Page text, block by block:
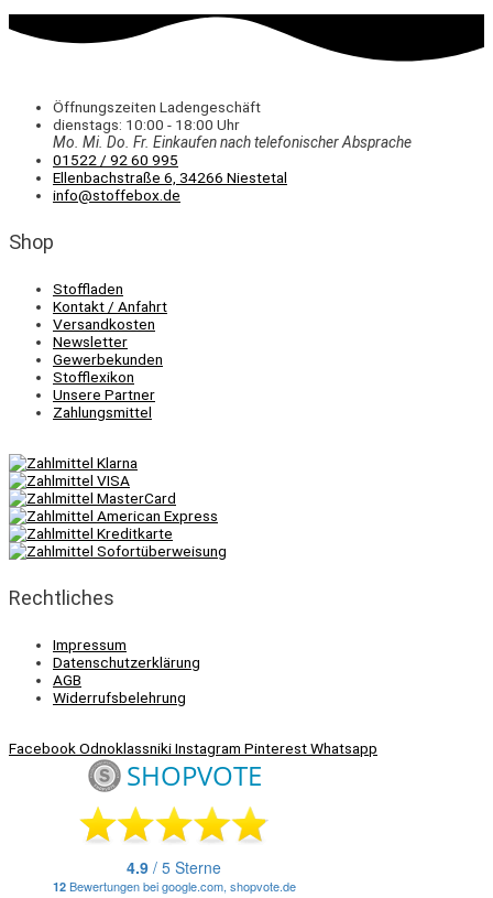
Öffnungszeiten Ladengeschäft
dienstags: 10:00 - 18:00 Uhr
Mo. Mi. Do. Fr. Einkaufennach telefonischer Absprache
01522 / 92 60 995
Ellenbachstraße 6, 34266 Niestetal
info@stoffebox.de
Shop
Stoffladen
Kontakt / Anfahrt
Versandkosten
Newsletter
Gewerbekunden
Stofflexikon
Unsere Partner
Zahlungsmittel
Rechtliches
Impressum
Datenschutzerklärung
AGB
Widerrufsbelehrung
FacebookOdnoklassnikiInstagram PinterestWhatsapp